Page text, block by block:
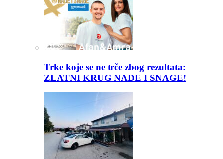
Trke koje se ne trče zbog rezultata:
ZLATNI KRUG NADE I SNAGE!